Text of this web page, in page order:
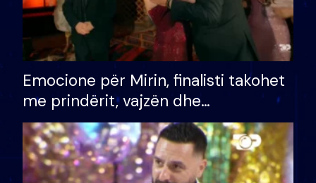
Emocione për Mirin, finalisti takohet
me prindërit, vajzën dhe
bashkëshorten: S’kemi ndonjë letër
divorci apo jo?